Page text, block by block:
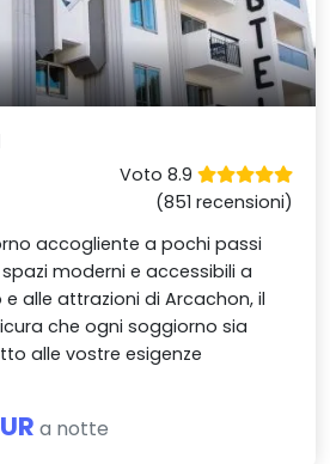
Voto 8.9
(851 recensioni)
accogliente a pochi passi
moderni e accessibili a
alle attrazioni di Arcachon, il
che ogni soggiorno sia
alle vostre esigenze
a notte